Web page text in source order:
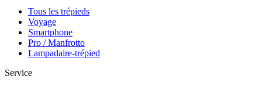
Tous les trépieds
Voyage
Smartphone
Pro / Manfrotto
Lampadaire-trépied
Service